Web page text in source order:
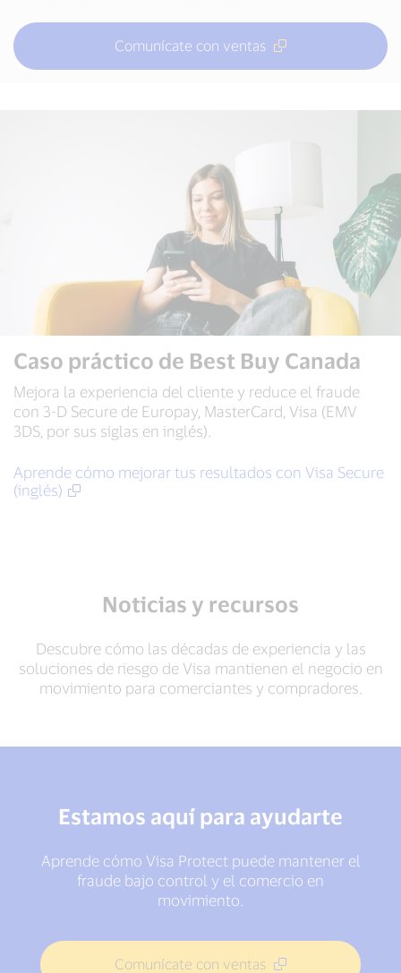
Comunícate con ventas
Caso práctico de Best Buy Canada
Mejora la experiencia del cliente y reduce el fraude
con 3-D Secure de Europay, MasterCard, Visa (EMV
3DS, por sus siglas en inglés).
Aprende cómo mejorar tus resultados con Visa Secure
(inglés)
Noticias y recursos
Descubre cómo las décadas de experiencia y las
soluciones de riesgo de Visa mantienen el negocio en
movimiento para comerciantes y compradores.
Estamos aquí para ayudarte
Aprende cómo Visa Protect puede mantener el
fraude bajo control y el comercio en
movimiento.
Comunícate con ventas